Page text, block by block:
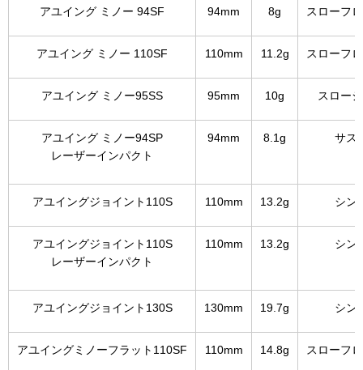
アユイング ミノー 94SF 94mm 8g スローフ
アユイング ミノー 110SF 110mm 11.2g スローフ
アユイング ミノー95SS 95mm 10g スロー
アユイング ミノー94SP
レーザーインパクト
94mm 8.1g サス
アユイングジョイント110S 110mm 13.2g シン
アユイングジョイント110S
レーザーインパクト
110mm 13.2g シン
アユイングジョイント130S 130mm 19.7g シン
アユイングミノーフラット110SF 110mm 14.8g スローフ